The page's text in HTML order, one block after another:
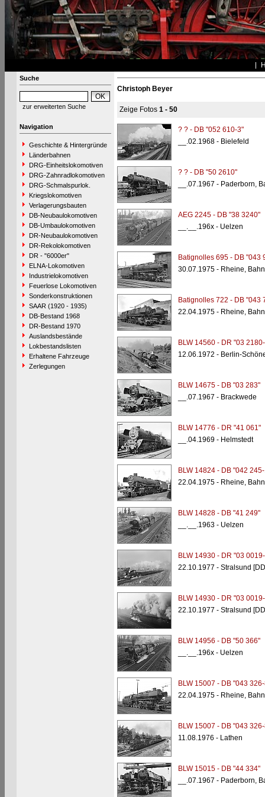
Suche
zur erweiterten Suche
Navigation
Geschichte & Hintergründe
Länderbahnen
DRG-Einheitslokomotiven
DRG-Zahnradlokomotiven
DRG-Schmalspurlok.
Kriegslokomotiven
Verlagerungsbauten
DB-Neubaulokomotiven
DB-Umbaulokomotiven
DR-Neubaulokomotiven
DR-Rekolokomotiven
DR - "6000er"
ELNA-Lokomotiven
Industrielokomotiven
Feuerlose Lokomotiven
Sonderkonstruktionen
SAAR (1920 - 1935)
DB-Bestand 1968
DR-Bestand 1970
Auslandsbestände
Lokbestandslisten
Erhaltene Fahrzeuge
Zerlegungen
Christoph Beyer
Zeige Fotos 1 - 50
? ? - DB "052 610-3"
__.02.1968 - Bielefeld
? ? - DB "50 2610"
__.07.1967 - Paderborn,
AEG 2245 - DB "38 3240"
__.__.196x - Uelzen
Batignolles 695 - DB "043
30.07.1975 - Rheine,
Batignolles 722 - DB "043
22.04.1975 - Rheine,
BLW 14560 - DR "03
12.06.1972 - Berlin-
BLW 14675 - DB "03 283"
__.07.1967 - Brackwede
BLW 14776 - DR "41 061"
__.04.1969 - Helmstedt
BLW 14824 - DB "042
22.04.1975 - Rheine,
BLW 14828 - DB "41 249"
__.__.1963 - Uelzen
BLW 14930 - DR "03
22.10.1977 - Stralsund
BLW 14930 - DR "03
22.10.1977 - Stralsund
BLW 14956 - DB "50 366"
__.__.196x - Uelzen
BLW 15007 - DB "043
22.04.1975 - Rheine,
BLW 15007 - DB "043
11.08.1976 - Lathen
BLW 15015 - DB "44 334"
__.07.1967 - Paderborn,